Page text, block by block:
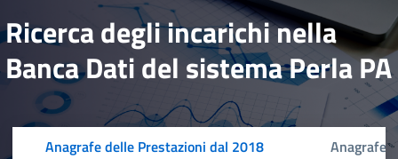
Ricerca degli incarichi nella
Banca Dati del sistema Perla PA
Anagrafe delle Prestazioni dal 2018 Anagrafe